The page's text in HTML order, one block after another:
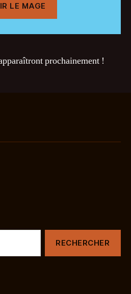
LE MAGE
prochainement !